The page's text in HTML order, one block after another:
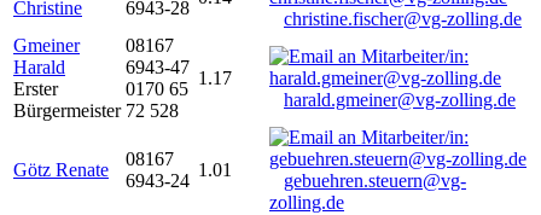
Christine
6943-28
christine.fischer@vg-zolling.de
Gmeiner
Harald
Erster
Bürgermeister
08167
6943-47
0170 65
72 528
1.17
harald.gmeiner@vg-zolling.de
Götz Renate
08167
6943-24
1.01
gebuehren.steuern@vg-
zolling.de